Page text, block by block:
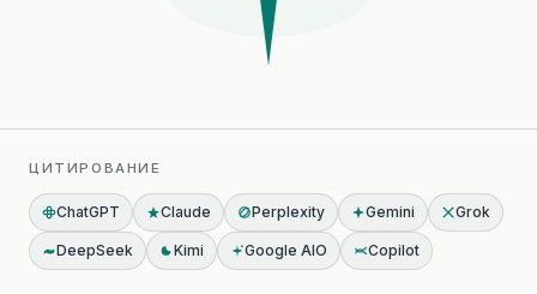
ЦИТИРОВАНИЕ
ChatGPT Claude Perplexity Gemini Grok
DeepSeek Kimi Google AIO Copilot